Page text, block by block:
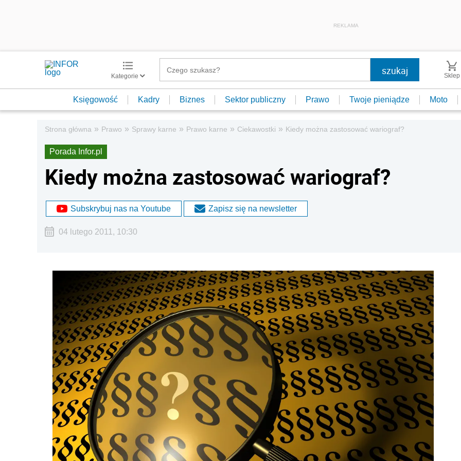
REKLAMA
Kategorie Sklep
Księgowość Kadry Biznes Sektor publiczny Prawo Twoje pieniądze Moto
Strona główna » Prawo » Sprawy karne » Prawo karne » Ciekawostki » Kiedy można zastosować wariograf?
Porada Infor.pl
Kiedy można zastosować wariograf?
Subskrybuj nas na Youtube Zapisz się na newsletter
04 lutego 2011, 10:30